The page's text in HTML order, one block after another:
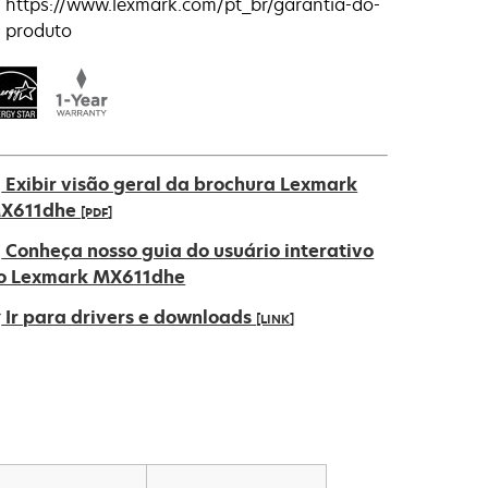
produto
Exibir visão geral da brochura Lexmark
[PDF]
Conheça nosso guia do usuário interativo
Lexmark MX611dhe
Ir para drivers e downloads [LINK]